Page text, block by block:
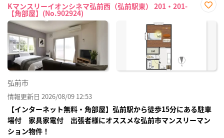
Kマンスリーイオンシネマ弘前西（弘前駅東） 201・201-
【角部屋】(No.902924)
に入
弘前市
情報更新日 2026/08/09 12:53
【インターネット無料・角部屋】弘前駅から徒歩15分にある駐車
場付 家具家電付 出張者様にオススメな弘前市マンスリーマン
ション物件！